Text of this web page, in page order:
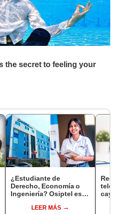
¿Estudiante de
Derecho, Economía o
Ingeniería? Osiptel está
especializarte GRATIS
LEER MÁS